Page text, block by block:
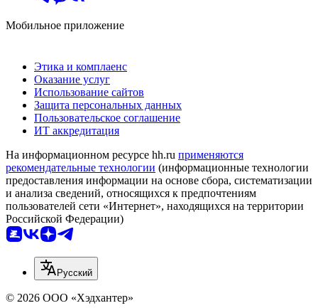
Мобильное приложение
Этика и комплаенс
Оказание услуг
Использование сайтов
Защита персональных данных
Пользовательское соглашение
ИТ аккредитация
На информационном ресурсе hh.ru применяются
рекомендательные технологии (информационные технологии
предоставления информации на основе сбора, систематизации
и анализа сведений, относящихся к предпочтениям
пользователей сети «Интернет», находящихся на территории
Российской Федерации)
Русский
© 2026 ООО «Хэдхантер»